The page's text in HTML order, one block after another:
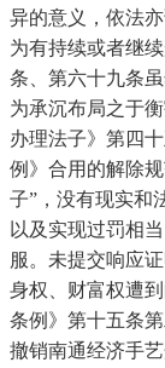
异的意义，依法
为有持续或者继
条、第六十九条
为承沉布局之于
办理法子》第四
例》合用的解除
子”，没有现实和
以及实现过罚相
服。未提交响应
身权、财富权遭
条例》第十五条
撤销南通经济手